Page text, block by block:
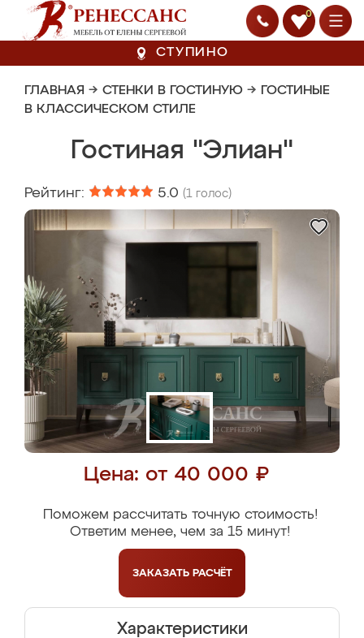
0
СТУПИНО
ГЛАВНАЯ → СТЕНКИ В ГОСТИНУЮ → ГОСТИНЫЕ
В КЛАССИЧЕСКОМ СТИЛЕ
Гостиная "Элиан"
Рейтинг: 5.0 (1 голос)
Цена: от 40 000 ₽
Поможем рассчитать точную стоимость!
Ответим менее, чем за 15 минут!
ЗАКАЗАТЬ РАСЧЁТ
Характеристики